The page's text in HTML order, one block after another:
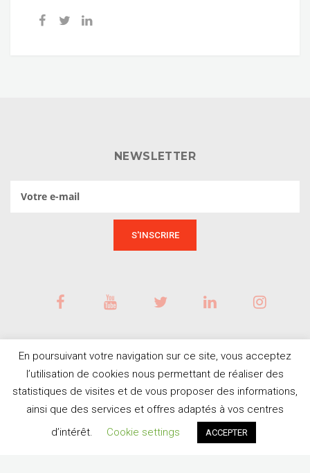
NEWSLETTER
© Tous droits réservésBESOIN D'AIDE ?
En poursuivant votre navigation sur ce site, vous acceptez
l’utilisation de cookies nous permettant de réaliser des
statistiques de visites et de vous proposer des informations,
ainsi que des services et offres adaptés à vos centres
d’intérêt.
Cookie settings ACCEPTER